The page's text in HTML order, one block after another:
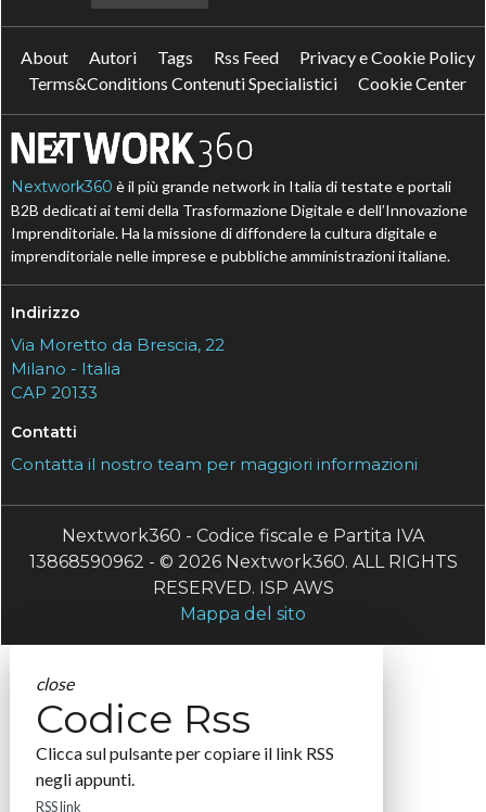
About Autori Tags Rss Feed
Privacy e Cookie Policy
Terms&Conditions Contenuti Specialistici
Cookie Center
Nextwork360 è il più grande network in Italia di testate e portali
B2B dedicati ai temi della Trasformazione Digitale e dell’Innovazione
Imprenditoriale. Ha la missione di diffondere la cultura digitale e
imprenditoriale nelle imprese e pubbliche amministrazioni italiane.
Indirizzo
Via Moretto da Brescia, 22
Milano - Italia
CAP 20133
Contatti
Contatta il nostro team per maggiori informazioni
Nextwork360 - Codice fiscale e Partita IVA
13868590962 - © 2026 Nextwork360. ALL RIGHTS
RESERVED. ISP AWS
Mappa del sito
close
Codice Rss
Clicca sul pulsante per copiare il link RSS
negli appunti.
RSS link